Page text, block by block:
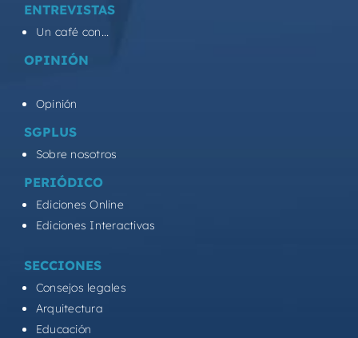
ENTREVISTAS
Un café con...
OPINIÓN
Opinión
SGPLUS
Sobre nosotros
PERIÓDICO
Ediciones Online
Ediciones Interactivas
SECCIONES
Consejos legales
Arquitectura
Educación